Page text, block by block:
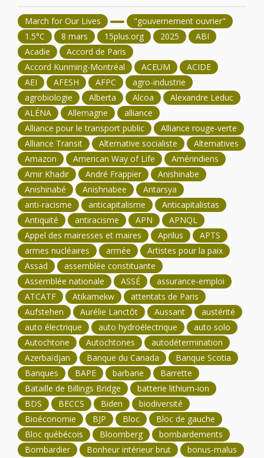
March for Our Lives
"gouvernement ouvrier"
1.5°C
8 mars 15plus.org 2025
ABI
Acadie
Accord de Paris
Accord Kunming-Montréal
ACEUM
ACIDE
AEI
AFESH AFPC
agro-industrie
agrobiologie
Alberta Alcoa
Alexandre Leduc
ALÉNA
Allemagne
alliance
Alliance pour le transport public
Alliance rouge-verte
Alliance Transit
Alternative socialiste
Alternatives
Amazon
American Way of Life
Amérindiens
Amir Khadir
André Frappier
Anishinabe
Anishinabé
Anishnabee
Antarsya
anti-racisme
anticapitalisme
Anticapitalistas
Antiquité
antiracisme APN
APNQL
Appel des mairesses et maires
Aprilus
APTS
armes nucléaires
armée
Artistes pour la paix
Assad
assemblée constituante
Assemblée nationale
ASSÉ
assurance-emploi
ATCATF
Atikamekw
attentats de Paris
Aufstehen
Aurélie Lanctôt Aussant
austérité
auto électrique
auto hydroélectrique
auto solo
Autochtone
Autochtones
autodétermination
Azerbaïdjan
Banque du Canada
Banque Scotia
Banques
BAPE barbarie
Barrette
Bataille de Billings Bridge
batterie lithium-ion
BDS
BECCS Biden
biodiversité
Bioéconomie
BJP Bloc
Bloc de gauche
Bloc québécois
Bloomberg
bombardements
Bombardier
Bonheur intérieur brut bonus-malus